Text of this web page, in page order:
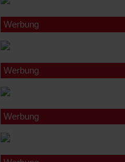
Werbung
Werbung
Werbung